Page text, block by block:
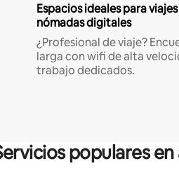
Espacios ideales para
nómadas digitales
¿Profesional de viaje?
larga con wifi de alta
trabajo dedicados.
populares